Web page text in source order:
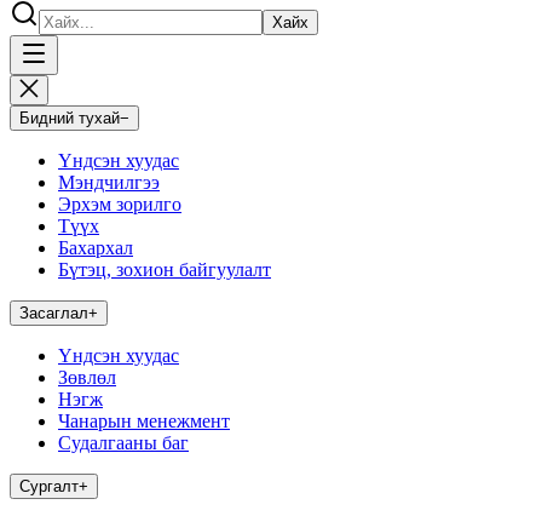
Хайх
Бидний тухай−
Үндсэн хуудас
Мэндчилгээ
Эрхэм зорилго
Түүх
Бахархал
Бүтэц, зохион байгуулалт
Засаглал+
Үндсэн хуудас
Зөвлөл
Нэгж
Чанарын менежмент
Судалгааны баг
Сургалт+